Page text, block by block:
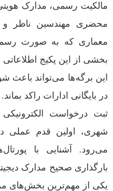
مالکیت رسمی، مدارک
محضری مهندسین ناظر و
معماری که به صورت
بخشی از این پکیج
این برگه‌ها می‌تواند باعث
در بایگانی ادارات راکد بماند.
ثبت درخواست
شهری، اولین قدم عملی
می‌رود. آشنایی با
بارگذاری صحیح مدارک